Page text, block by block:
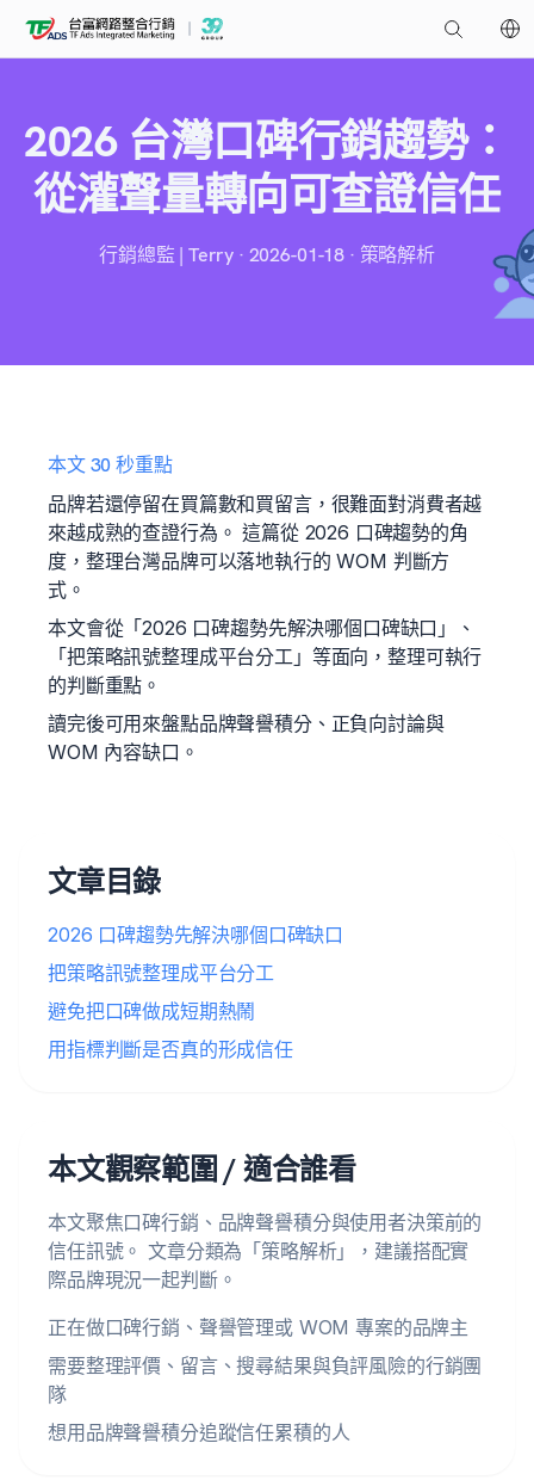
2026 台灣口碑行銷趨勢：
從灌聲量轉向可查證信任
行銷總監 | Terry · 2026-01-18 · 策略解析
本文 30 秒重點
品牌若還停留在買篇數和買留言，很難面對消費者越
來越成熟的查證行為。 這篇從 2026 口碑趨勢的角
度，整理台灣品牌可以落地執行的 WOM 判斷方
式。
本文會從「2026 口碑趨勢先解決哪個口碑缺口」、
「把策略訊號整理成平台分工」等面向，整理可執行
的判斷重點。
讀完後可用來盤點品牌聲譽積分、正負向討論與
WOM 內容缺口。
文章目錄
2026 口碑趨勢先解決哪個口碑缺口
把策略訊號整理成平台分工
避免把口碑做成短期熱鬧
用指標判斷是否真的形成信任
本文觀察範圍 / 適合誰看
本文聚焦口碑行銷、品牌聲譽積分與使用者決策前的
信任訊號。 文章分類為「策略解析」，建議搭配實
際品牌現況一起判斷。
正在做口碑行銷、聲譽管理或 WOM 專案的品牌主
需要整理評價、留言、搜尋結果與負評風險的行銷團
隊
想用品牌聲譽積分追蹤信任累積的人